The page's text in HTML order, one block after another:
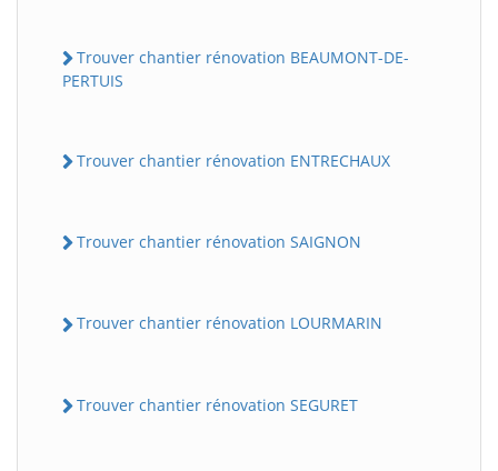
Trouver chantier rénovation BEAUMONT-DE-
PERTUIS
Trouver chantier rénovation ENTRECHAUX
Trouver chantier rénovation SAIGNON
Trouver chantier rénovation LOURMARIN
Trouver chantier rénovation SEGURET